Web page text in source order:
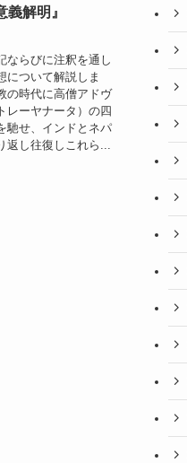
解明』
ならびに注釈を通し
について解説しま
の時代に高僧アドヴ
レーヤナータ）の四
馳せ、インドとネパ
返し往復しこれら...